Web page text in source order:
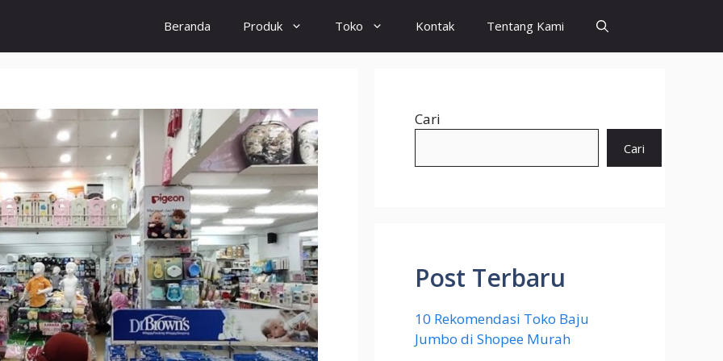
Beranda Produk Toko Kontak Tentang Kami
Cari
Cari
Post Terbaru
10 Rekomendasi Toko Baju
Jumbo di Shopee Murah